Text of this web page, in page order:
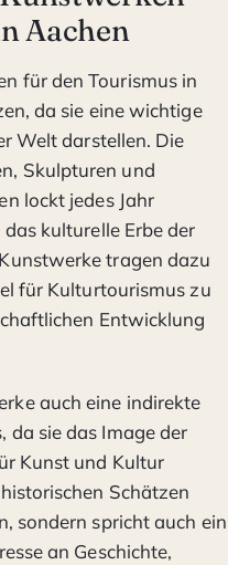
Aachen
für den Tourismus in
da sie eine wichtige
Welt darstellen. Die
Skulpturen und
lockt jedes Jahr
kulturelle Erbe der
tragen dazu
für Kulturtourismus zu
Entwicklung
auch eine indirekte
da sie das Image der
Kunst und Kultur
Schätzen
sondern spricht auch ein
an Geschichte,